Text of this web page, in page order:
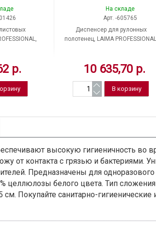
р.
На складе
Арт. -605765
Диспенсер для рулонных
полотенец, LAIMA
10 635,70 р.
высокую гигиеничность во
от контакта с грязью и бактериями.
Предназначены для
целлюлозы белого цвета. Тип
Покупайте санитарно-гигиенические